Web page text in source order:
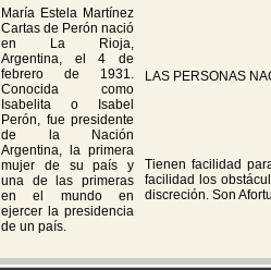
María Estela Martínez
Cartas de Perón nació
en La Rioja,
Argentina, el 4 de
febrero de 1931.
Conocida como
Isabelita o Isabel
Perón, fue presidente
de la Nación
Argentina, la primera
mujer de su país y
una de las primeras
en el mundo en
ejercer la presidencia
de un país.
LAS PERSONAS
Tienen facilidad
facilidad los
discreción. Son